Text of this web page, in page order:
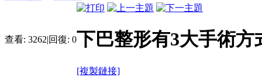
查看: 3262|回復: 0下巴整形有3大手術
[複製鏈接]